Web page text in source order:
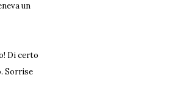
un
Di certo
Sorrise